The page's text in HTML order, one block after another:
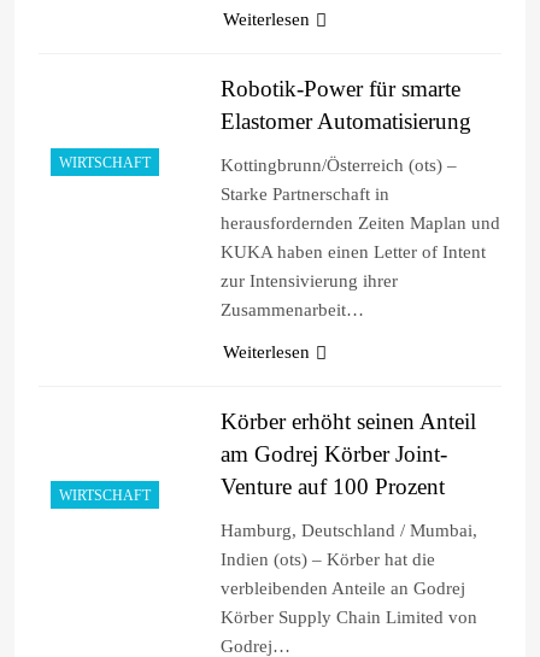
Weiterlesen
WIRTSCHAFT
Robotik-Power für smarte
Elastomer Automatisierung
Kottingbrunn/Österreich (ots) –
Starke Partnerschaft in
herausfordernden Zeiten Maplan und
KUKA haben einen Letter of Intent
zur Intensivierung ihrer
Zusammenarbeit…
Weiterlesen
WIRTSCHAFT
Körber erhöht seinen Anteil
am Godrej Körber Joint-
Venture auf 100 Prozent
Hamburg, Deutschland / Mumbai,
Indien (ots) – Körber hat die
verbleibenden Anteile an Godrej
Körber Supply Chain Limited von
Godrej…